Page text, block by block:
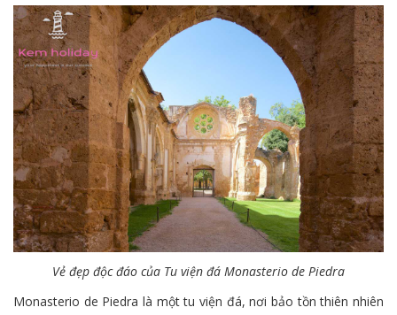
Vẻ đẹp độc đáo của Tu viện đá Monasterio de Piedra
Monasterio de Piedra là một tu viện đá, nơi bảo tồn thiên nhiên